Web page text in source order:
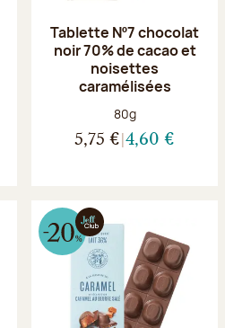
Tablette Nº7 chocolat
noir 70% de cacao et
noisettes
caramélisées
Poids net :
80g
5,75 € 4,60 €